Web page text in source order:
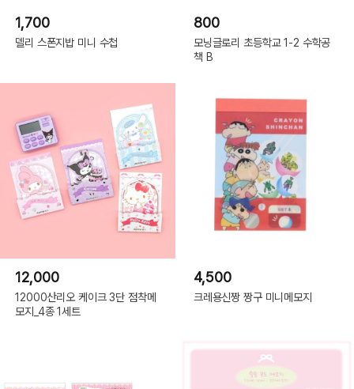
1,700
델리 스폰지밥 미니 수첩
800
모닝글로리 초등학교 1-2 수학공
책 B
12,000
12000산리오 케이크 3단 점착메
모지_4종 1세트
4,500
크레용신짱 짱구 미니메모지